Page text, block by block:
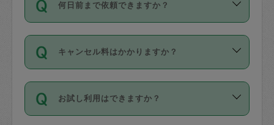
時間も被らない場合、損害保険の対象外
社員など様々なバックグラウンドの方が
登録しています。
日本語も話せる方など様々です。
ールに記載していますので、各自の得意
確認しています。タスカジさんトレーニ
ング動画を使ったセルフトレーニングの
現場トライアルを受け、合格したタスカ
ジさんが活動されています。
※テストセンターの講評は１件目のレビュ
を通して成立した作業時間内での作業に
適用されます。作業範囲は、掃除、洗
です。作業中に物を壊したり、人にけが
をさせたりした場合が対象で、補償金額
す。
何日前まで依頼できますか？
ご依頼は、現在を起点に3日後（72時間
以降）の日時から受付可能となっていま
す。
タスカジさんへ「募集」をかけることが
可能です。
キャンセル料はかかりますか？
キャンセル料には、以下の2種類がありま
す。
お試し利用はできますか？